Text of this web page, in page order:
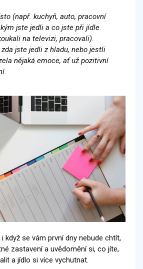
(např. kuchyň, auto, pracovní
jste jedli a co jste při jídle
na televizi, pracovali).
jste jedli z hladu, nebo jestli
nějaká emoce, ať už pozitivní
když se vám první dny nebude chtít,
zastavení a uvědomění si, co jíte,
a jídlo si více vychutnat.